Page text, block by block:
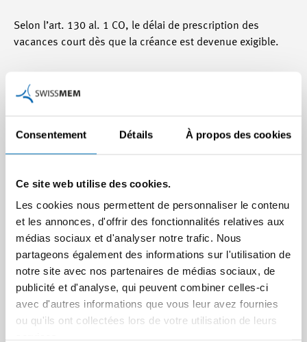
Consentement Détails À propos des cookies
Ce site web utilise des cookies.
Les cookies nous permettent de personnaliser le contenu
et les annonces, d'offrir des fonctionnalités relatives aux
médias sociaux et d'analyser notre trafic. Nous
partageons également des informations sur l'utilisation de
notre site avec nos partenaires de médias sociaux, de
publicité et d'analyse, qui peuvent combiner celles-ci
avec d'autres informations que vous leur avez fournies
ou qu'ils ont collectées lors de votre utilisation de leurs
Selon l’art. 130 al. 1 CO, le délai de prescription des
vacances court dès que la créance est devenue exigible.
Tribunal fédéral a dans l’ATF 136 III 94 décidé que les
l’art. 341 al. 2 CO et l’art. 128 ch. 3 CO. Dans la décision
arrivait à prescription selon l’art. 128 ch. 3 CO après cinq
de travail était aussi prescrit après cinq ans et non après le
délai général de dix ans.
Ordre de prescription des vacances non prises
Si l’employé a un solde de vacances de plusieurs années,
ces dernières sont réglées, sans déclaration contraire, en